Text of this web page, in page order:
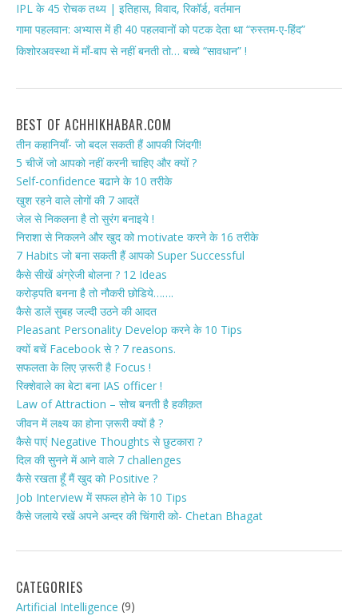
IPL के 45 रोचक तथ्य | इतिहास, विवाद, रिकॉर्ड, वर्तमान
गामा पहलवान: अभ्यास में ही 40 पहलवानों को पटक देता था “रुस्तम-ए-हिंद”
किशोरअवस्था में माँ-बाप से नहीं बनती तो… बच्चे “सावधान” !
BEST OF ACHHIKHABAR.COM
तीन कहानियाँ- जो बदल सकती हैं आपकी जिंदगी!
5 चीजें जो आपको नहीं करनी चाहिए और क्यों ?
Self-confidence बढाने के 10 तरीके
खुश रहने वाले लोगों की 7 आदतें
जेल से निकलना है तो सुरंग बनाइये !
निराशा से निकलने और खुद को motivate करने के 16 तरीके
7 Habits जो बना सकती हैं आपको Super Successful
कैसे सीखें अंग्रेजी बोलना ? 12 Ideas
करोड़पति बनना है तो नौकरी छोडिये…….
कैसे डालें सुबह जल्दी उठने की आदत
Pleasant Personality Develop करने के 10 Tips
क्यों बचें Facebook से ? 7 reasons.
सफलता के लिए ज़रूरी है Focus !
रिक्शेवाले का बेटा बना IAS officer !
Law of Attraction – सोच बनती है हकीक़त
जीवन में लक्ष्य का होना ज़रूरी क्यों है ?
कैसे पाएं Negative Thoughts से छुटकारा ?
दिल की सुनने में आने वाले 7 challenges
कैसे रखता हूँ मैं खुद को Positive ?
Job Interview में सफल होने के 10 Tips
कैसे जलाये रखें अपने अन्दर की चिंगारी को- Chetan Bhagat
CATEGORIES
Artificial Intelligence (9)